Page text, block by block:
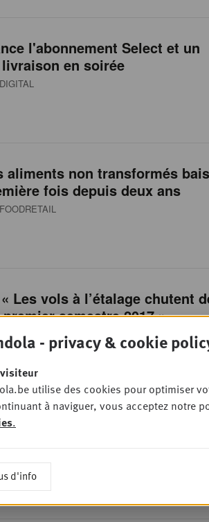
l'abonnement Select et un
en soirée
aliments non transformés
fois depuis deux ans
Les vols à l’étalage chutent
semestre 2017 »
et ailleurs, Aldi mise sur le
d’achat plus lisible
- privacy & cookie
utilise des cookies pour optimiser
à naviguer, vous acceptez notre
.
d'info